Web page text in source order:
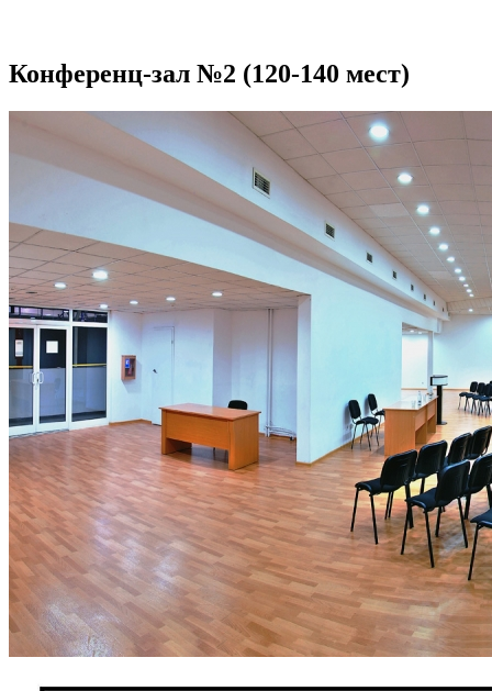
Конференц-зал №2 (120-140 мест)